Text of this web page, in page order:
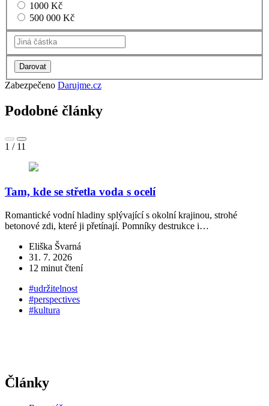
1000 Kč
500 000 Kč
Zabezpečeno Darujme.cz
Podobné články
1 / 11
Tam, kde se střetla voda s ocelí
Romantické vodní hladiny splývající s okolní krajinou, strohé
betonové zdi, které ji přetínají. Pomníky destrukce i…
Eliška Švarná
31. 7. 2026
12 minut čtení
#udržitelnost
#perspectives
#kultura
Články